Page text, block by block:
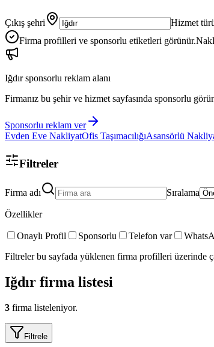
Çıkış şehri Hizmet
Firma profilleri ve sponsorlu etiketleri görünür.
Iğdırsponsorlu reklam alanı
Firmanız bu şehir ve hizmet sayfasında sponsorlu
Sponsorlu reklam ver
Evden Eve NakliyatOfis TaşımacılığıAsansörlü
Filtreler
Firma adı Sıralama
Özellikler
Onaylı Profil Sponsorlu Telefon var
Filtreler bu sayfada yüklenen firma profilleri üzerinde
Iğdır firma listesi
3 firma listeleniyor.
Filtrele